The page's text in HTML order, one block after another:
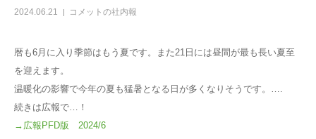
2024.06.21 コメットの社内報
暦も6月に入り季節はもう夏です。また21日には昼間が最も長い夏至
を迎えます。
温暖化の影響で今年の夏も猛暑となる日が多くなりそうです。….
続きは広報で…！
→広報PFD版 2024/6